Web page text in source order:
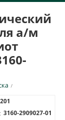
а/м
/
3160-2909027-01